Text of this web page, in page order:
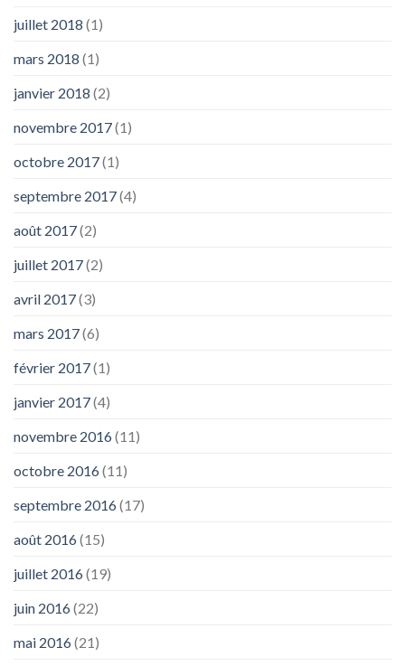
juillet 2018 (1)
mars 2018 (1)
janvier 2018 (2)
novembre 2017(1)
octobre 2017(1)
septembre 2017(4)
août 2017(2)
juillet 2017(2)
avril 2017(3)
mars 2017(6)
février 2017(1)
janvier 2017(4)
novembre 2016(11)
octobre 2016(11)
septembre 2016(17)
août 2016(15)
juillet 2016(19)
juin 2016(22)
mai 2016(21)